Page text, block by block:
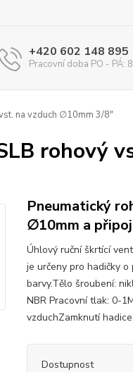
+420 602 148 895
Pracovní doba PO - PÁ:
na vzduch ∅10mm 3/8"
rohový
Pneumatický
∅10mm a
Úhlový ruční škrtící
je určeny pro hadičky o
barvy.Tělo šroubení:
NBR Pracovní tlak: 0-
vzduchZamknutí
Dostupnost